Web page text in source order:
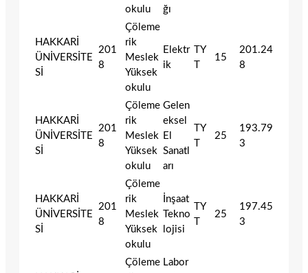
okulu
ğı
HAKKARİ
ÜNİVERSİTE
Sİ
201
8
Çöleme
rik
Meslek
Yüksek
okulu
Elektr
ik
TY
T
15
201.24
8
HAKKARİ
ÜNİVERSİTE
Sİ
201
8
Çöleme
rik
Meslek
Yüksek
okulu
Gelen
eksel
El
Sanatl
arı
TY
T
25
193.79
3
HAKKARİ
ÜNİVERSİTE
Sİ
201
8
Çöleme
rik
Meslek
Yüksek
okulu
İnşaat
Tekno
lojisi
TY
T
25
197.45
3
Çöleme Labor